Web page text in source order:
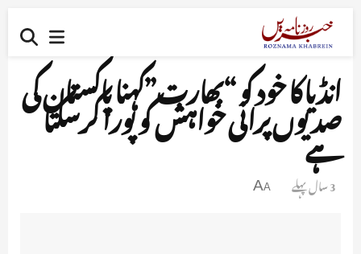
انڈیا کا خود کو “بھارت”کہنا پاکستان کی
صدیوں پرانی خواہش کو پورا کرسکتا
ہے
3 سال پہلے A
A